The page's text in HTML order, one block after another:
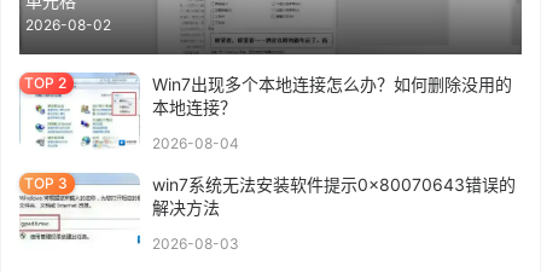
2026-08-02
Win7出现多个本地连接怎么办？如何删除没用的
本地连接？
2026-08-04
win7系统无法安装软件提示0x80070643错误的
解决方法
2026-08-03